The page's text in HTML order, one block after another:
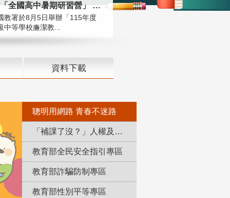
國教署「全國高中暑期研習營」 以多
教署於8月5日舉辦「115年度
中等學校廉潔教...
資料下載
聰明用網路 青春不迷路
「補課了沒？」人權及轉型正義教育專區
教育部全民安全指引專區
教育部詐騙防制專區
教育部性別平等專區